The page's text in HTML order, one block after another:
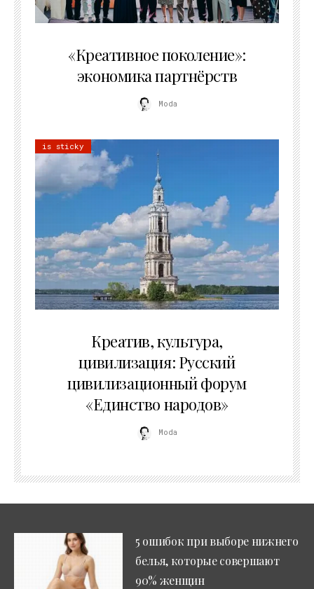
«Креативное поколение»:
экономика партнёрств
Moda
is sticky
Креатив, культура,
цивилизация: Русский
цивилизационный форум
«Единство народов»
Moda
5 ошибок при выборе нижнего
белья, которые совершают
90% женщин